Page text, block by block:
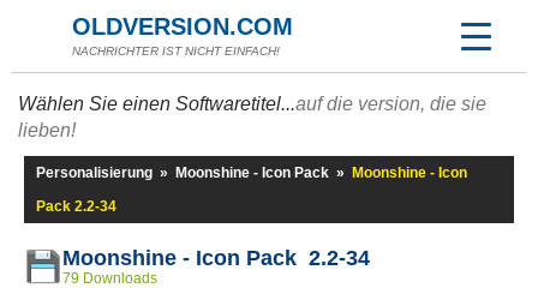
OLDVERSION.COM
NACHRICHTER IST NICHT EINFACH!
Wählen Sie einen Softwaretitel...auf die version, die sie
lieben!
Personalisierung » Moonshine - Icon Pack »
Moonshine - Icon
Pack 2.2-34
Moonshine - Icon Pack 2.2-34
79 Downloads